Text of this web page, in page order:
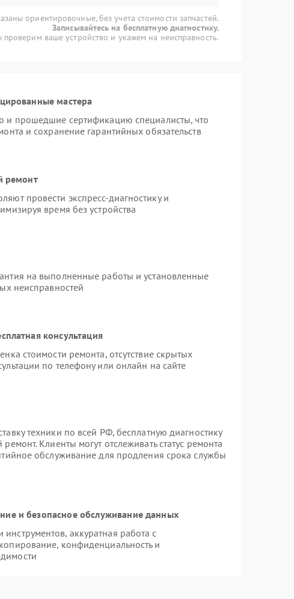
ориентировочные, без учета стоимости запчастей.
Записывайтесь на бесплатную диагностику.
ваше устройство и укажем на неисправность.
мастера
и прошедшие сертификацию специалисты, что
и сохранение гарантийных обязательств
ремонт
провести экспресс-диагностику и
время без устройства
на выполненные работы и установленные
неисправностей
консультация
стоимости ремонта, отсутствие скрытых
по телефону или онлайн на сайте
техники по всей РФ, бесплатную диагностику
Клиенты могут отслеживать статус ремонта
обслуживание для продления срока службы
и безопасное обслуживание данных
аккуратная работа с
конфиденциальность и